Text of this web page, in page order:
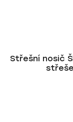
Střešní nosič
střeše